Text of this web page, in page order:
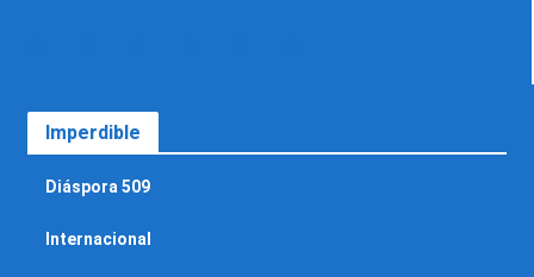
Imperdible
Diáspora 509
Internacional